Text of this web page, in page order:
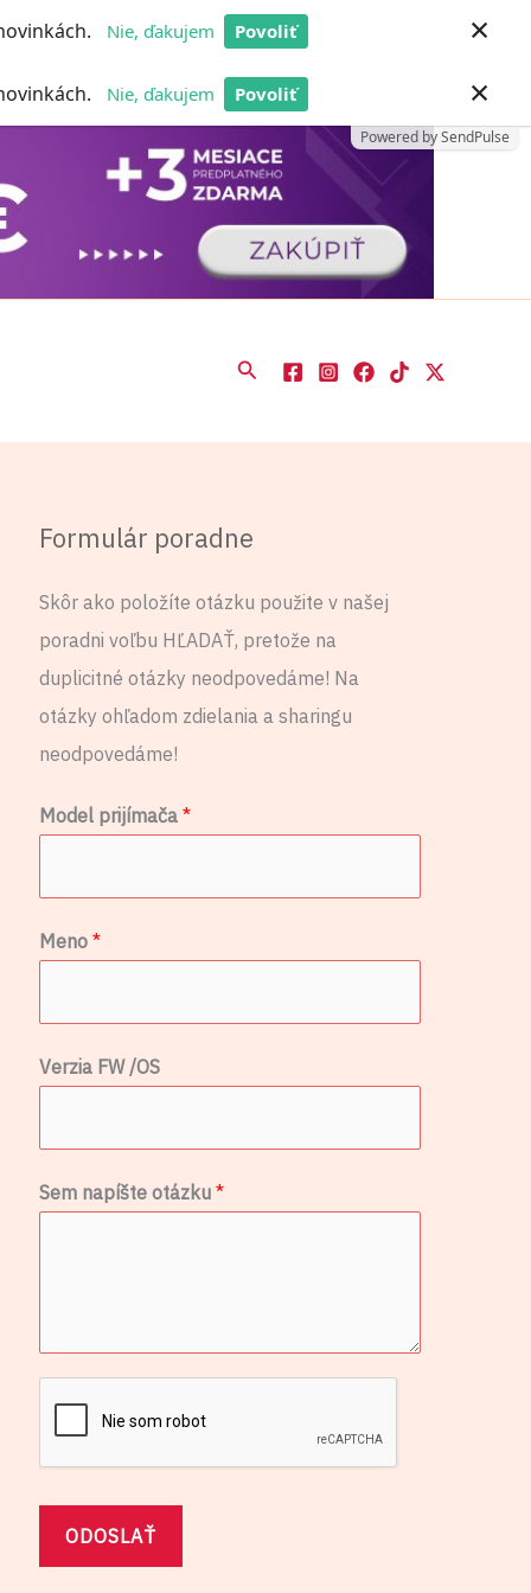
Nie, ďakujem Povoliť ×
Nie, ďakujem Povoliť
Powered by SendPulse
×
Hľadať
Formulár poradne
Skôr ako položíte otázku použite v našej
poradni voľbu HĽADAŤ, pretože na
duplicitné otázky neodpovedáme! Na
otázky ohľadom zdielania a sharingu
neodpovedáme!
Model prijímača*
Meno*
Verzia FW /OS
S
e
Sem napíšte otázku*
ODOSLAŤ